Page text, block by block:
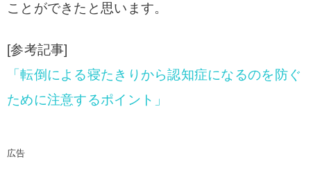
ことができたと思います。
[参考記事]
「転倒による寝たきりから認知症になるのを防ぐ
ために注意するポイント」
広告